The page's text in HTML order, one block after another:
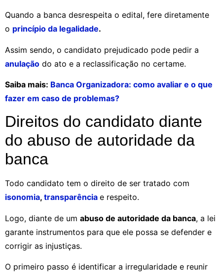
Quando a banca desrespeita o edital, fere diretamente
o princípio da legalidade.
Assim sendo, o candidato prejudicado pode pedir a
anulação do ato e a reclassificação no certame.
Saiba mais: Banca Organizadora: como avaliar e o que
fazer em caso de problemas?
Direitos do candidato diante
do abuso de autoridade da
banca
Todo candidato tem o direito de ser tratado com
isonomia, transparência e respeito.
Logo, diante de um abuso de autoridade da banca, a lei
garante instrumentos para que ele possa se defender e
corrigir as injustiças.
O primeiro passo é identificar a irregularidade e reunir